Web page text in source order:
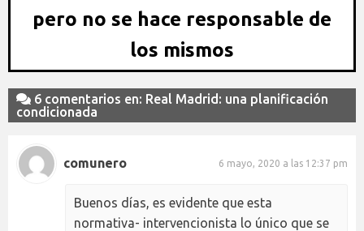
pero no se hace responsable de
los mismos
6 comentarios en: Real Madrid: una planificación
condicionada
comunero 6 mayo, 2020 a las 12:37 pm
Buenos días, es evidente que esta
normativa- intervencionista lo único que se